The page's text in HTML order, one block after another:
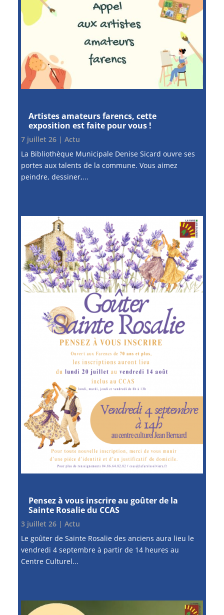
Artistes amateurs farencs, cette
exposition est faite pour vous !
7 juillet 26| Actu
La Bibliothèque Municipale Denise Sicard ouvre ses
portes aux talents de la commune. Vous aimez
peindre, dessiner,...
Pensez à vous inscrire au goûter de la
Sainte Rosalie du CCAS
3 juillet 26| Actu
Le goûter de Sainte Rosalie des anciens aura lieu le
vendredi 4 septembre à partir de 14 heures au
Centre Culturel...